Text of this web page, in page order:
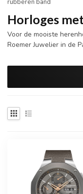
rubberen band
Horloges
Voor de mooiste
Roemer Juwelier in de